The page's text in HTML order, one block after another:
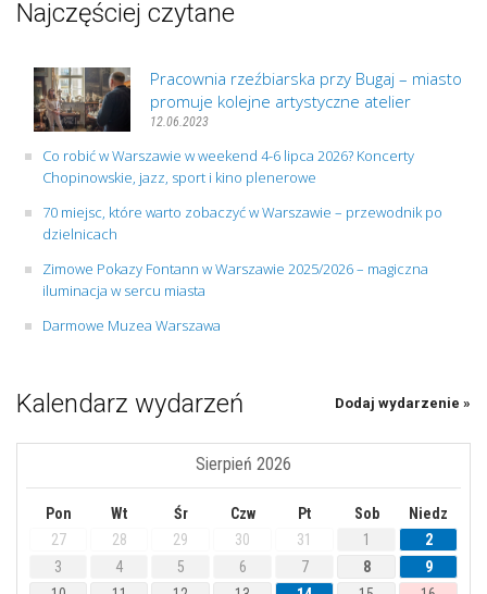
Najczęściej czytane
Pracownia rzeźbiarska przy Bugaj – miasto
promuje kolejne artystyczne atelier
12.06.2023
Co robić w Warszawie w weekend 4-6 lipca 2026? Koncerty
Chopinowskie, jazz, sport i kino plenerowe
70 miejsc, które warto zobaczyć w Warszawie – przewodnik po
dzielnicach
Zimowe Pokazy Fontann w Warszawie 2025/2026 – magiczna
iluminacja w sercu miasta
Darmowe Muzea Warszawa
Kalendarz wydarzeń Dodaj wydarzenie »
Sierpień 2026
Pon Wt Śr Czw Pt Sob
Niedz
27
28 29 30 31 1
2
3
4 5 6 7 8
9